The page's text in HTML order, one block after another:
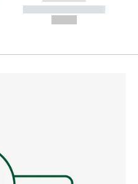
----------- -----------